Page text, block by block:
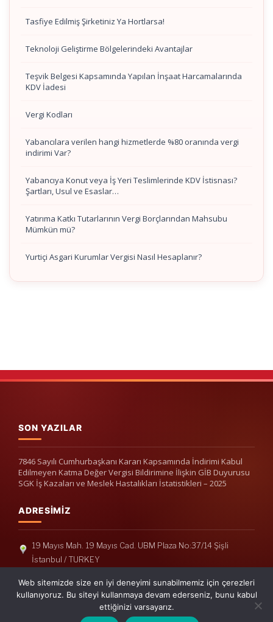
Tasfiye Edilmiş Şirketiniz Ya Hortlarsa!
Teknoloji Geliştirme Bölgelerindeki Avantajlar
Teşvik Belgesi Kapsamında Yapılan İnşaat Harcamalarında
KDV İadesi
Vergi Kodları
Yabancılara verilen hangi hizmetlerde %80 oranında vergi
indirimi Var?
Yabancıya Konut veya İş Yeri Teslimlerinde KDV İstisnası?
Şartları, Usul ve Esaslar…
Yatırıma Katkı Tutarlarının Vergi Borçlarından Mahsubu
Mümkün mü?
Yurtiçi Asgari Kurumlar Vergisi Nasıl Hesaplanır?
SON YAZILAR
7846 Sayılı Cumhurbaşkanı Kararı Kapsamında İndirimi Kabul
Edilmeyen Katma Değer Vergisi Bildirimine İlişkin GİB Duyurusu
SGK İş Kazaları ve Meslek Hastalıkları İstatistikleri – 2025
ADRESIMIZ
19 Mayıs Mah. 19 Mayıs Cad. UBM Plaza No:37/14 Şişli
İstanbul / TURKEY
Telefon: +90(212) 240 33 39
Telefon: +90(212) 248 19 36
info@erisymm.com
Web sitemizde size en iyi deneyimi sunabilmemiz için çerezleri
kullanıyoruz. Bu siteyi kullanmaya devam ederseniz, bunu kabul
ettiğinizi varsayarız.